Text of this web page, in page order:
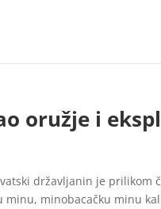
oružje i
državljanin je prilikom
minobacačku minu